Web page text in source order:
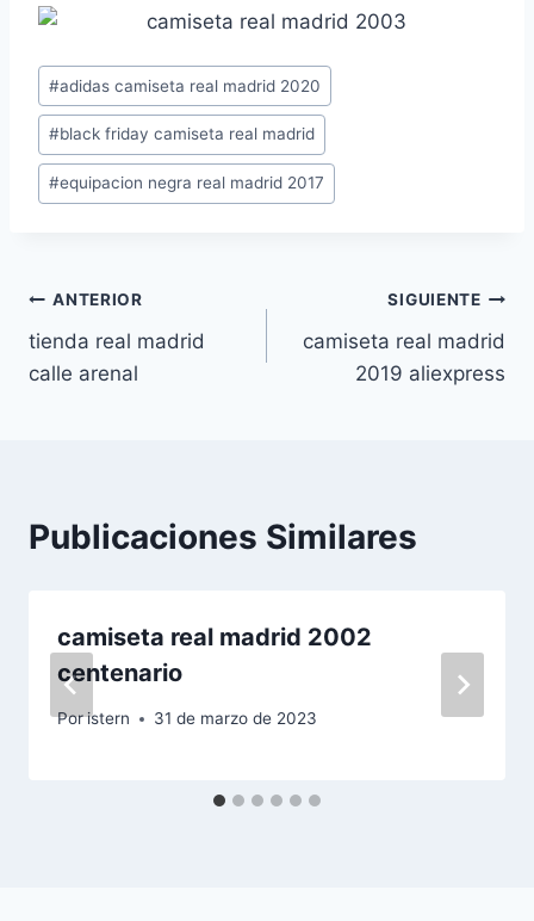
Etiquetas
de
la
entrada:
#adidas camiseta real madrid 2020
#black friday camiseta real madrid
#equipacion negra real madrid 2017
Navegación
de
ANTERIOR
tienda real madrid
calle arenal
SIGUIENTE
camiseta real madrid
2019 aliexpress
Publicaciones Similares
camiseta real madrid 2002
centenario
Poristern 31 de marzo de 2023